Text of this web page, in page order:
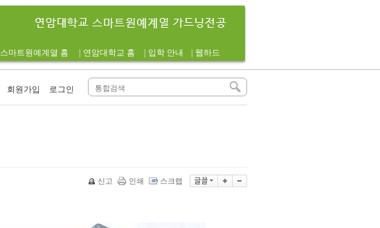
스마트원예계열 홈 연암대학교 홈 입학 안내 웹하드
회원가입 로그인
신고 인쇄 스크랩